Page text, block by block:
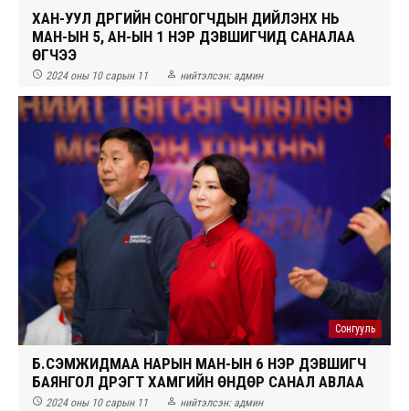
ХАН-УУЛ ДҮҮРГИЙН СОНГОГЧДЫН ДИЙЛЭНХ НЬ
МАН-ЫН 5, АН-ЫН 1 НЭР ДЭВШИГЧИД САНАЛАА
ӨГЧЭЭ
 2024 оны 10 сарын 11  нийтэлсэн: админ
Сонгууль
Б.СЭМЖИДМАА НАРЫН МАН-ЫН 6 НЭР ДЭВШИГЧ
БАЯНГОЛ ДҮҮРЭГТ ХАМГИЙН ӨНДӨР САНАЛ АВЛАА
 2024 оны 10 сарын 11  нийтэлсэн: админ